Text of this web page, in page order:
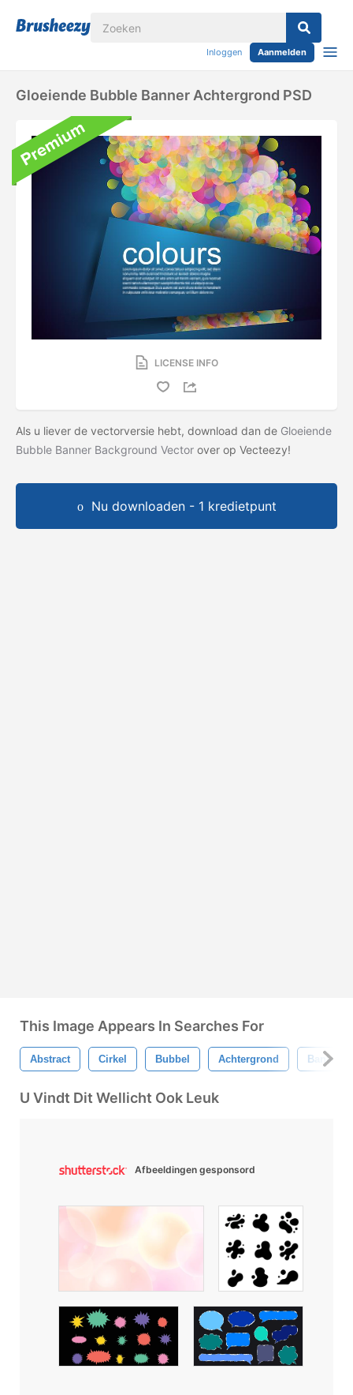
Inloggen Aanmelden
Gloeiende Bubble Banner Achtergrond PSD
LICENSE INFO
Als u liever de vectorversie hebt, download dan de Gloeiende
Bubble Banner Background Vector over op Vecteezy!
Nu downloaden - 1 kredietpunt
This Image Appears In Searches For
Abstract Cirkel Bubbel Achtergrond Banier
U Vindt Dit Wellicht Ook Leuk
Afbeeldingen gesponsord